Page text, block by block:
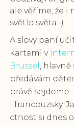
ale věříme, že i
světlo světa:-)
A slovy paní
kartami v
Brüssel , hlavně
předávám
právě sejdeme
i francouzsky.
ctnost si dnes